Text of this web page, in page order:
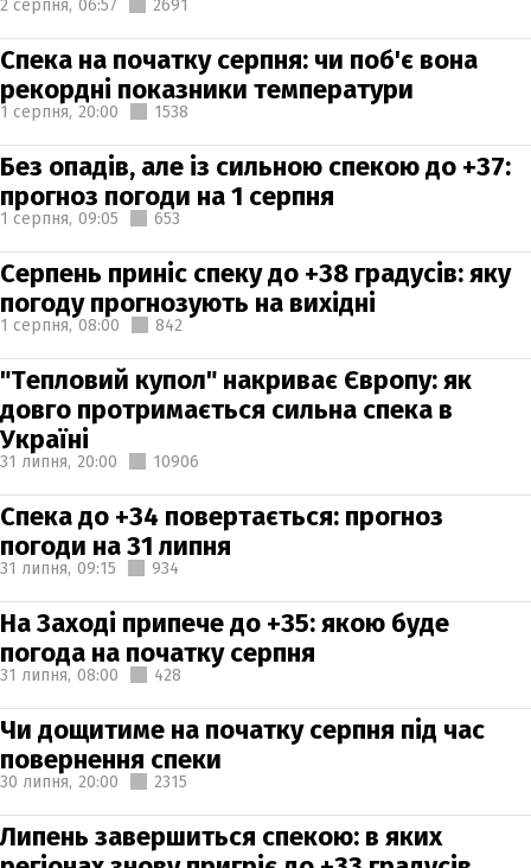
2 серпня, 06:57 2691
Спека на початку серпня: чи поб'є вона
рекордні показники температури
1 серпня, 20:00 1538
Без опадів, але із сильною спекою до +37:
прогноз погоди на 1 серпня
1 серпня, 09:05 653
Серпень приніс спеку до +38 градусів: яку
погоду прогнозують на вихідні
1 серпня, 08:00 842
"Тепловий купол" накриває Європу: як
довго протримається сильна спека в
Україні
31 липня, 20:00 10906
Спека до +34 повертається: прогноз
погоди на 31 липня
31 липня, 09:15 934
На Заході припече до +35: якою буде
погода на початку серпня
31 липня, 08:00 428
Чи дощитиме на початку серпня під час
повернення спеки
30 липня, 20:00 2315
Липень завершиться спекою: в яких